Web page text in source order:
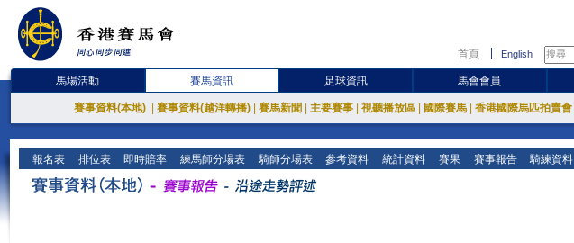
首頁 English
馬場活動 賽馬資訊 足球資訊 馬會會員
賽事資料(本地) 賽事資料(越洋轉播) 賽馬新聞 主要賽事 視聽播放區 國際賽馬 香港國際馬匹拍賣會
報名表 排位表 即時賠率 練馬師分場表 騎師分場表 參考資料 統計資料 賽果 賽事報告 騎練資料